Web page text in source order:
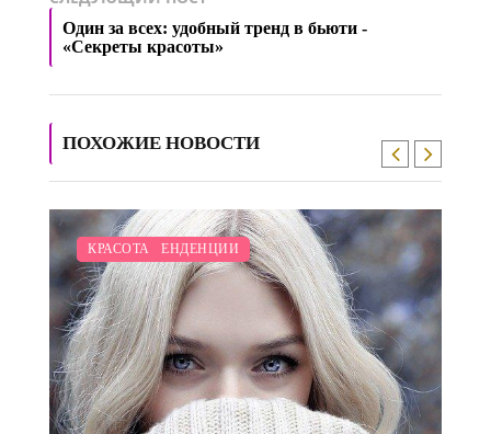
Один за всех: удобный тренд в бьюти -
«Секреты красоты»
ПОХОЖИЕ НОВОСТИ
МОДНЫЕ ТЕНДЕНЦИИ